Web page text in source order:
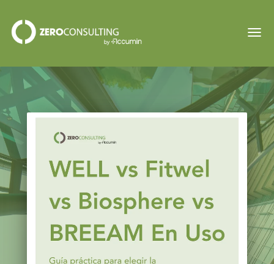
Categorías